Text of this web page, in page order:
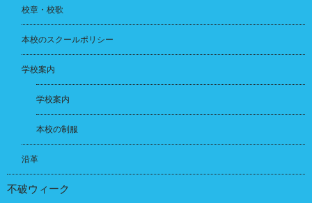
校章・校歌
本校のスクールポリシー
学校案内
学校案内
本校の制服
沿革
不破ウィーク